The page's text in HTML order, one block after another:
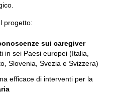
progetto:
sui caregiver
in sei Paesi europei (Italia,
Slovenia, Svezia e Svizzera)
efficace di interventi per la